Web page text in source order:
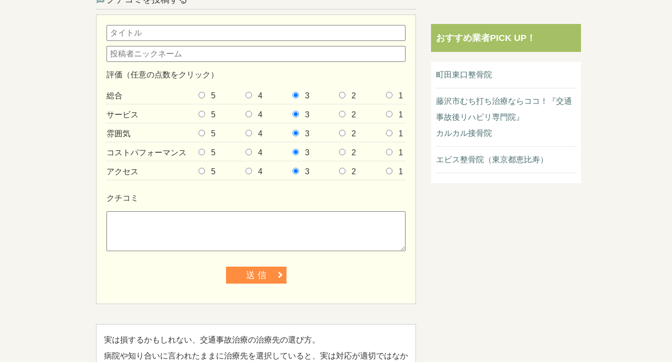
評価（任意の点数をクリック）
総合 5 4 3 2 1
サービス 5 4 3 2 1
雰囲気 5 4 3 2 1
コストパフォーマンス 5 4 3 2 1
アクセス 5 4 3 2 1
クチコミ
送 信
実は損するかもしれない、交通事故治療の治療先の選び方。
病院や知り合いに言われたままに治療先を選択していると、実は対応が適切ではなか
おすすめ業者PICK UP！
町田東口整骨院
藤沢市むち打ち治療ならココ！『交通
事故後リハビリ専門院』
カルカル接骨院
エビス整骨院（東京都恵比寿）